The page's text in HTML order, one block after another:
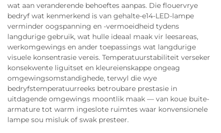
wat aan veranderende behoeftes aanpas. Die flouervrye
bedryf wat kenmerkend is van gehalte-e14-LED-lampe
verminder oogspanning en -vermoeidheid tydens
langdurige gebruik, wat hulle ideaal maak vir leesareas,
werkomgewings en ander toepassings wat langdurige
visuele konsentrasie vereis. Temperatuurstabiliteit verseker
konsekwente liguitset en kleureienskappe ongeag
omgewingsomstandighede, terwyl die wye
bedryfstemperatuurreeks betroubare prestasie in
uitdagende omgewings moontlik maak — van koue buite-
armature tot warm ingeslote ruimtes waar konvensionele
lampe sou misluk of swak presteer.